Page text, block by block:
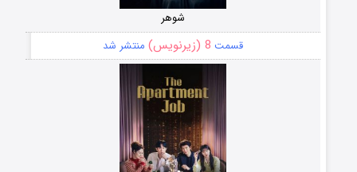
شوهر
قسمت 8 (زیرنویس) منتشر شد